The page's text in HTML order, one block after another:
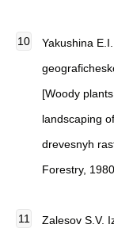
Yakushina
[Woody
landscaping
drevesnyh
Forestry,
Zalesov S.V.